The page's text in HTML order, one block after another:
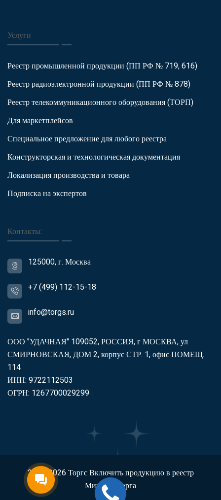
Услуги
Реестр промышленной продукции (ПП РФ № 719, 616)
Реестр радиоэлектронной продукции (ПП РФ № 878)
Реестр телекоммуникационного оборудования (ТОРП)
Для маркетплейсов
Специальное предложение для любого реестра
Конструкторская и технологическая документация
Локализация производства и товара
Подписка на экспертов
Контакты:
125000, г. Москва
+7 (499) 112-15-18
info@torgs.ru
ООО "УДАЧНАЯ" 109052, РОССИЯ, г МОСКВА, ул
СМИРНОВСКАЯ, ДОМ 2, корпус СТР. 1, офис ПОМЕЩ.
114
ИНН: 9722112503
ОГРН: 1267700029299
2007-2026ТоргсВключить продукцию в реестр
Минпромторга